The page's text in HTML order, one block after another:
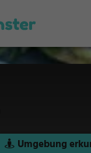
Umgebung